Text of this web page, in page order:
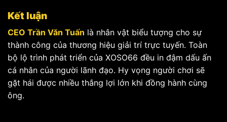
Kết luận
CEO Trần Văn Tuấn là nhân vật biểu tượng cho sự
thành công của thương hiệu giải trí trực tuyến. Toàn
bộ lộ trình phát triển của XOSO66 đều in đậm dấu ấn
cá nhân của người lãnh đạo. Hy vọng người chơi sẽ
gặt hái được nhiều thắng lợi lớn khi đồng hành cùng
ông.